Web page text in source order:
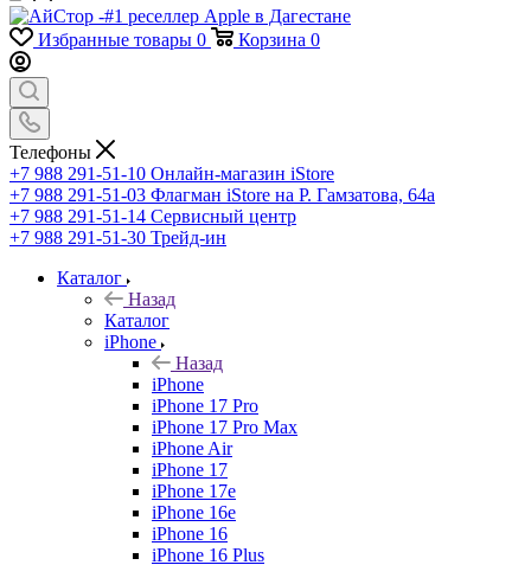
Избранные товары 0 Корзина 0
Телефоны
+7 988 291-51-10 Онлайн-магазин iStore
+7 988 291-51-03 Флагман iStore на Р. Гамзатова, 64а
+7 988 291-51-14 Сервисный центр
+7 988 291-51-30 Трейд-ин
Каталог
Назад
Каталог
iPhone
Назад
iPhone
iPhone 17 Pro
iPhone 17 Pro Max
iPhone Air
iPhone 17
iPhone 17e
iPhone 16e
iPhone 16
iPhone 16 Plus